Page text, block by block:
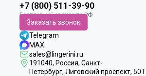
+7 (800) 511-39-90
Заказать звонок
Telegram
MAX
sales@lingerini.ru
191040, Россия, Санкт-
Петербург, Лиговский проспект, 50Т